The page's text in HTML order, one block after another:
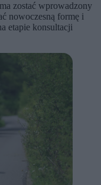
zostać wprowadzony
nowoczesną formę i
etapie konsultacji